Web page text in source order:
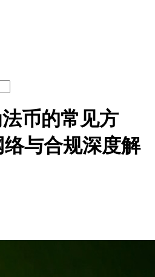
币的常见方
与合规深度解